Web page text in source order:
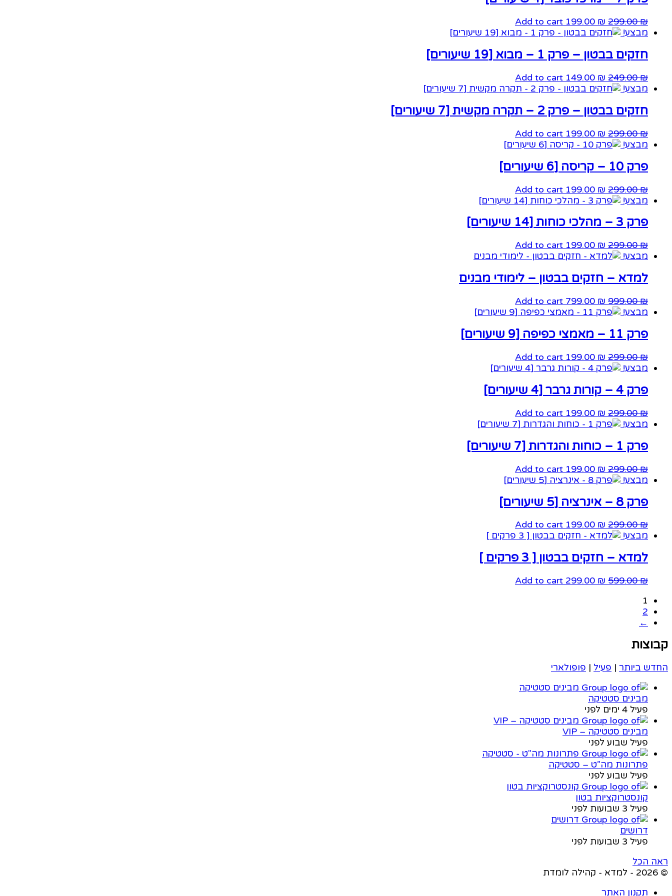
299.00₪
199.00 ₪
Add to cart
מבצע!
חזקים בבטון – פרק 1 – מבוא [19 שיעורים]
249.00₪
149.00 ₪
Add to cart
מבצע!
חזקים בבטון – פרק 2 – תקרה מקשית [7 שיעורים]
299.00₪
199.00 ₪
Add to cart
מבצע!
פרק 10 – קריסה [6 שיעורים]
299.00₪
199.00 ₪
Add to cart
מבצע!
פרק 3 – מהלכי כוחות [14 שיעורים]
299.00₪
199.00 ₪
Add to cart
מבצע!
למדא – חזקים בבטון – לימודי מבנים
999.00₪
799.00 ₪
Add to cart
מבצע!
פרק 11 – מאמצי כפיפה [9 שיעורים]
299.00₪
199.00 ₪
Add to cart
מבצע!
פרק 4 – קורות גרבר [4 שיעורים]
299.00₪
199.00 ₪
Add to cart
מבצע!
פרק 1 – כוחות והגדרות [7 שיעורים]
299.00₪
199.00 ₪
Add to cart
מבצע!
פרק 8 – אינרציה [5 שיעורים]
299.00₪
199.00 ₪
Add to cart
מבצע!
למדא – חזקים בבטון [ 3 פרקים ]
599.00₪
299.00 ₪
Add to cart
1
2
←
קבוצות
החדש ביותר | פעיל | פופולארי
מבינים סטטיקה
פעיל 4 ימים לפני
מבינים סטטיקה – VIP
פעיל שבוע לפני
פתרונות מה”ט – סטטיקה
פעיל שבוע לפני
קונסטרוקציות בטון
פעיל 3 שבועות לפני
דרושים
פעיל 3 שבועות לפני
ראה הכל
© 2026 - למדא - קהילה לומדת
תקנון האתר